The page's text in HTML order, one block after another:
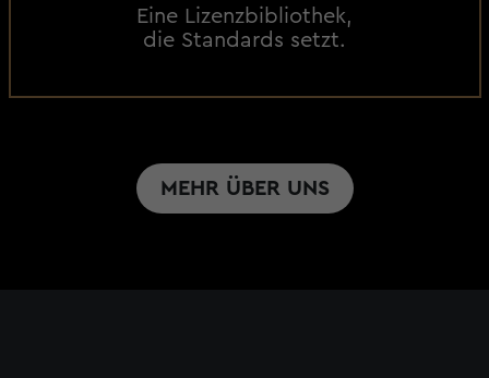
Eine Lizenzbibliothek,
die Standards setzt.
MEHR ÜBER UNS